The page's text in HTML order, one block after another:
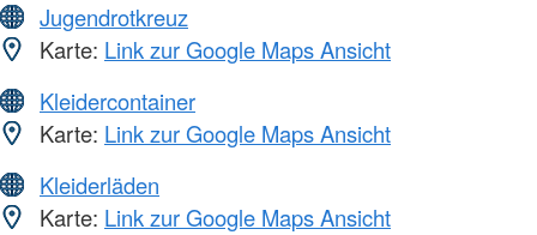
Jugendrotkreuz
Karte: Link zur Google Maps Ansicht
Kleidercontainer
Karte: Link zur Google Maps Ansicht
Kleiderläden
Karte: Link zur Google Maps Ansicht